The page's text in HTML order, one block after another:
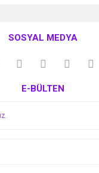
iletebilirsiniz.
için teşekkür ederiz.
eksik bilgiler bulunuyor.
SOSYAL MEDYA
E-BÜLTEN